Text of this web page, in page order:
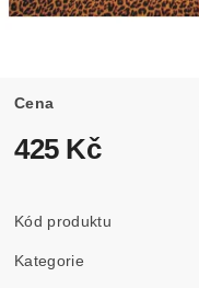
Cena
425 Kč
Kód produktu
Kategorie